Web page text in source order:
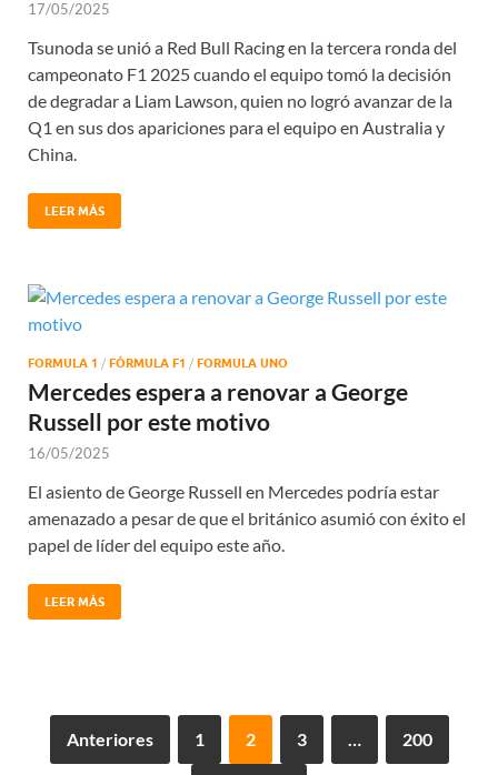
17/05/2025
Tsunoda se unió a Red Bull Racing en la tercera ronda del
campeonato F1 2025 cuando el equipo tomó la decisión
de degradar a Liam Lawson, quien no logró avanzar de la
Q1 en sus dos apariciones para el equipo en Australia y
China.
LEER MÁS
FORMULA 1 / FÓRMULA F1 / FORMULA UNO
Mercedes espera a renovar a George
Russell por este motivo
16/05/2025
El asiento de George Russell en Mercedes podría estar
amenazado a pesar de que el británico asumió con éxito el
papel de líder del equipo este año.
LEER MÁS
Anteriores 1 2 3 200